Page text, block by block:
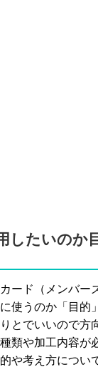
したいのか
ード（メンバー
使うのか「目的
とでいいので方
類や加工内容が
や考え方につい